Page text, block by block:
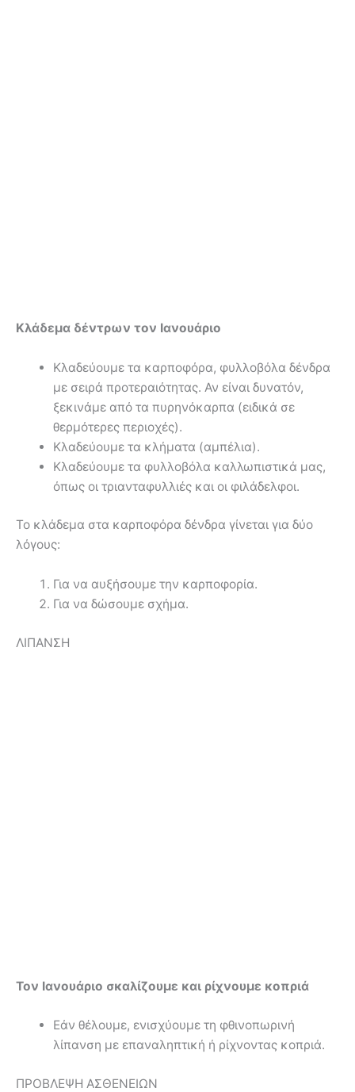
Κλάδεμα δέντρων τον Ιανουάριο
Κλαδεύουμε τα καρποφόρα, φυλλοβόλα δένδρα
με σειρά προτεραιότητας. Αν είναι δυνατόν,
ξεκινάμε από τα πυρηνόκαρπα (ειδικά σε
θερμότερες περιοχές).
Κλαδεύουμε τα κλήματα (αμπέλια).
Κλαδεύουμε τα φυλλοβόλα καλλωπιστικά μας,
όπως οι τριανταφυλλιές και οι φιλάδελφοι.
Το κλάδεμα στα καρποφόρα δένδρα γίνεται για δύο
λόγους:
Για να αυξήσουμε την καρποφορία.
Για να δώσουμε σχήμα.
ΛΙΠΑΝΣΗ
Τον Ιανουάριο σκαλίζουμε και ρίχνουμε κοπριά
Εάν θέλουμε, ενισχύουμε τη φθινοπωρινή
λίπανση με επαναληπτική ή ρίχνοντας κοπριά.
ΠΡΟΒΛΕΨΗ ΑΣΘΕΝΕΙΩΝ